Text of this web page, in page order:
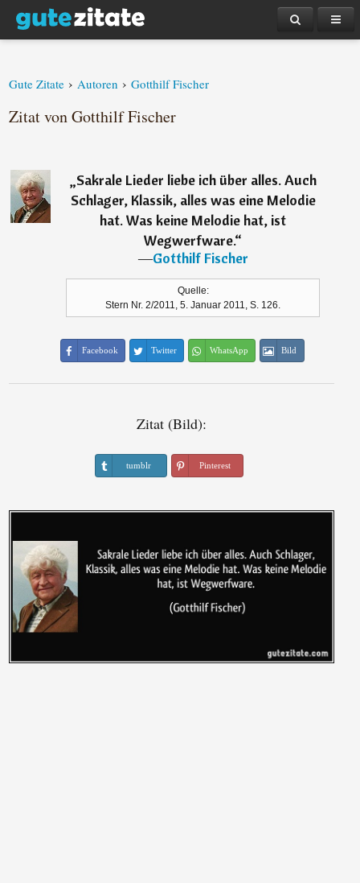
Gute Zitate › Autoren › Gotthilf Fischer
Zitat von Gotthilf Fischer
„Sakrale Lieder liebe ich über alles. Auch
Schlager, Klassik, alles was eine Melodie
hat. Was keine Melodie hat, ist
Wegwerfware.“
―Gotthilf Fischer
Quelle:
Stern Nr. 2/2011, 5. Januar 2011, S. 126.
Facebook Twitter WhatsApp Bild
Zitat (Bild):
tumblr Pinterest